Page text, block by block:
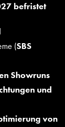
befristet
(SBS
Showruns
und
von